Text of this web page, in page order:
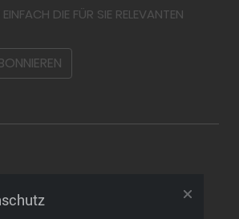
DIE FÜR SIE RELEVANTEN